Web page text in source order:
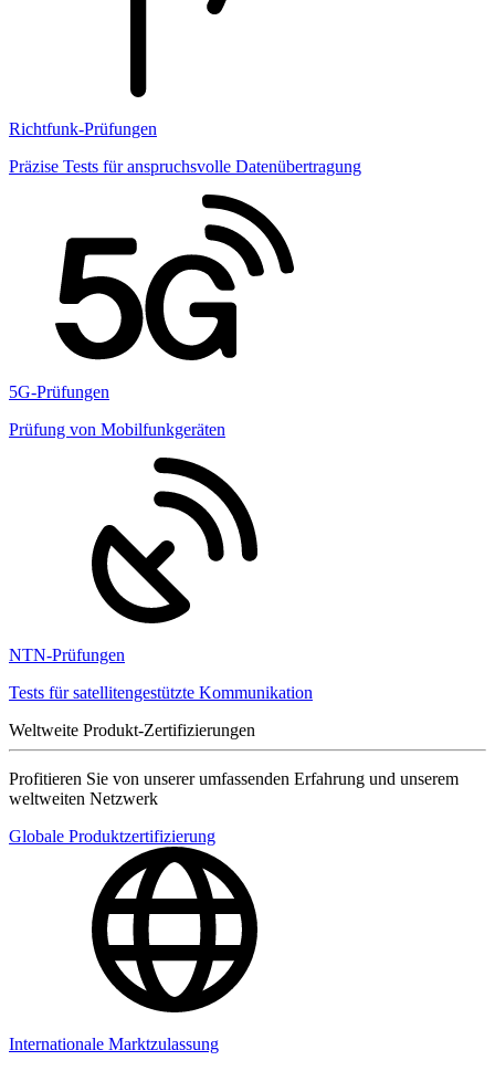
Richtfunk-Prüfungen
Präzise Tests für anspruchsvolle Datenübertragung
5G-Prüfungen
Prüfung von Mobilfunkgeräten
NTN-Prüfungen
Tests für satellitengestützte Kommunikation
Weltweite Produkt-Zertifizierungen
Profitieren Sie von unserer umfassenden Erfahrung und unserem
weltweiten Netzwerk
Globale Produktzertifizierung
Internationale Marktzulassung